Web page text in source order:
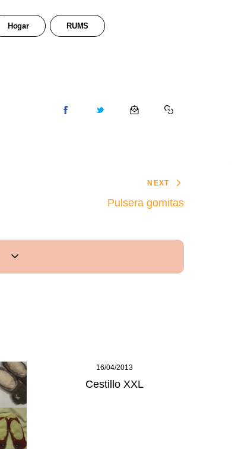
Hogar RUMS
NEXT
Pulsera gomitas
16/04/2013
Cestillo XXL